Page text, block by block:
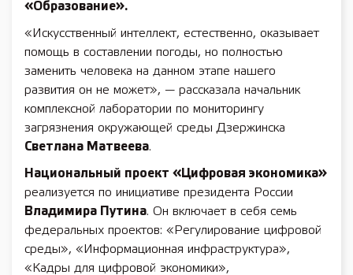
«Образование».
«Искусственный интеллект, естественно, оказывает
помощь в составлении погоды, но полностью
заменить человека на данном этапе нашего
развития он не может», — рассказала начальник
комплексной лаборатории по мониторингу
загрязнения окружающей среды Дзержинска
Светлана Матвеева.
Национальный проект «Цифровая экономика»
реализуется по инициативе президента России
Владимира Путина. Он включает в себя семь
федеральных проектов: «Регулирование цифровой
среды», «Информационная инфраструктура»,
«Кадры для цифровой экономики»,